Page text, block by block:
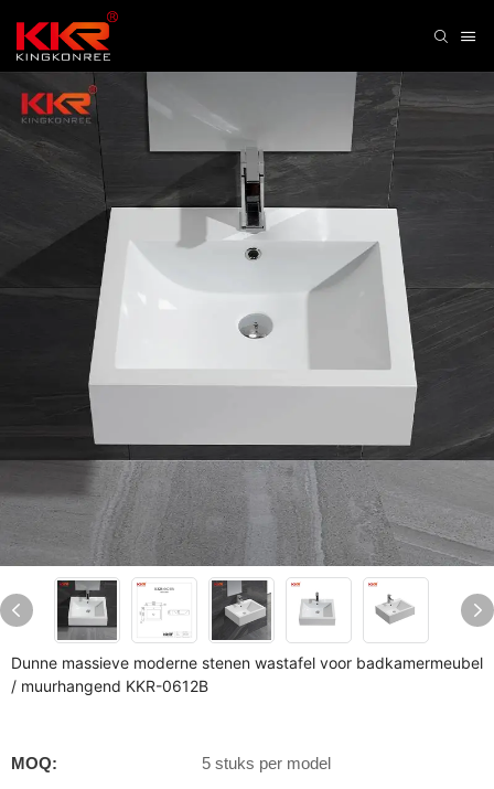
Dunne massieve moderne stenen wastafel voor badkamermeubel
/ muurhangend KKR-0612B
MOQ: 5 stuks per model